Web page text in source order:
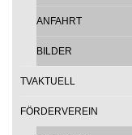
ANFAHRT
BILDER
TVAKTUELL
FÖRDERVEREIN